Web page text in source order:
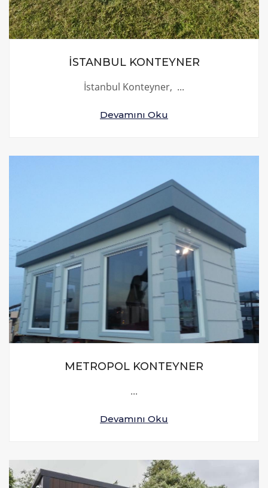
İSTANBUL KONTEYNER
İstanbul Konteyner, ...
Devamını Oku
METROPOL KONTEYNER
...
Devamını Oku